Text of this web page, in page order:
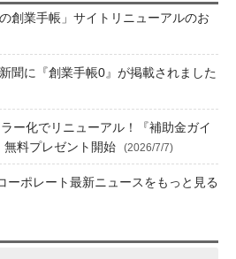
の創業手帳」サイトリニューアルのお
聞に『創業手帳0』が掲載されました
ー化でリニューアル！『補助金ガイ
無料プレゼント開始
(2026/7/7)
ーポレート最新ニュースをもっと見る